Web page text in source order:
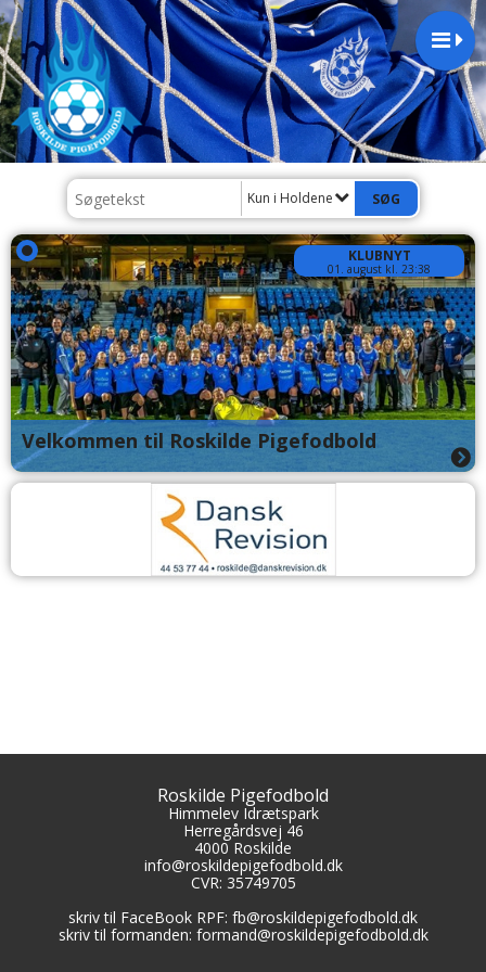
Kun i Holdene
KLUBNYT
01. august kl. 23:38
Velkommen til Roskilde Pigefodbold
Roskilde Pigefodbold
Himmelev Idrætspark
Herregårdsvej 46
4000 Roskilde
info@roskildepigefodbold.dk
CVR: 35749705
skriv til FaceBook RPF: fb@roskildepigefodbold.dk
skriv til formanden: formand@roskildepigefodbold.dk